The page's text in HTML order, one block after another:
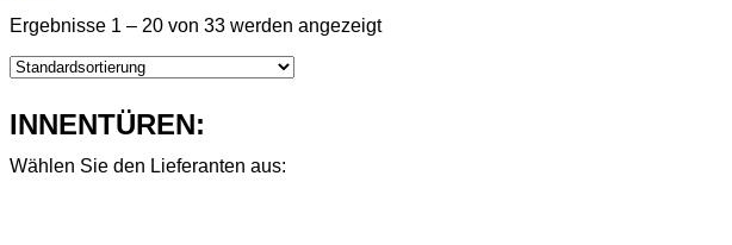
Ergebnisse 1 – 20 von 33 werden angezeigt
INNENTÜREN:
Wählen Sie den Lieferanten aus: